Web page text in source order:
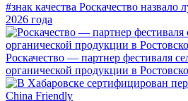
#знак качества Роскачество
2026 года
Роскачество — партнер фестиваля
органической продукции в